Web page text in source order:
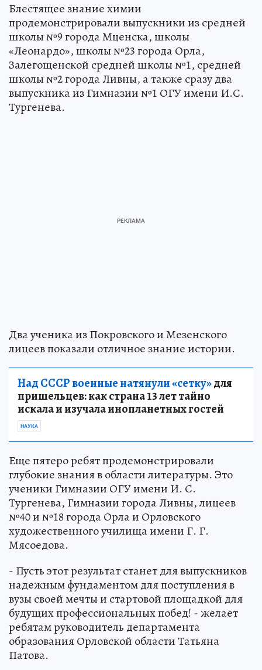
Блестящее знание химии
продемонстрировали выпускники из средней
школы №9 города Мценска, школы
«Леонардо», школы №23 города Орла,
Залегощенской средней школы №1, средней
школы №2 города Ливны, а также сразу два
выпускника из Гимназии №1 ОГУ имени И.С.
Тургенева.
Два ученика из Покровского и Мезенского
лицеев показали отличное знание истории.
Над СССР военные натянули «сетку»для
пришельцев: как страна 13 лет тайно
искала и изучала инопланетных гостей
НАУКА
Еще пятеро ребят продемонстрировали
глубокие знания в области литературы. Это
ученики Гимназии ОГУ имени И. С.
Тургенева, Гимназии города Ливны, лицеев
№40 и №18 города Орла и Орловского
художественного училища имени Г. Г.
Мясоедова.
- Пусть этот результат станет для выпускников
надежным фундаментом для поступления в
вузы своей мечты и стартовой площадкой для
будущих профессиональных побед! - желает
ребятам руководитель департамента
образования Орловской области Татьяна
Патова.